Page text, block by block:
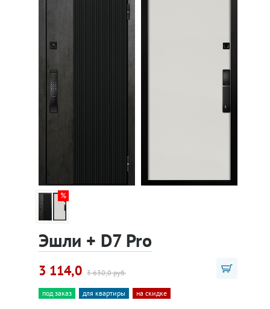
Эшли + D7 Pro
3 114,0 3 630,0 руб.
под заказ для квартиры на скидке